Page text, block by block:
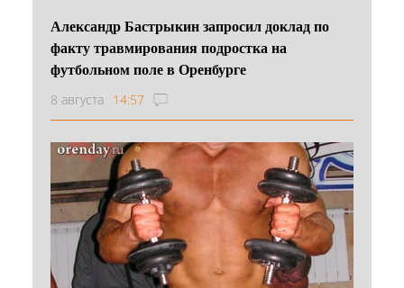
Александр Бастрыкин запросил доклад по
факту травмирования подростка на
футбольном поле в Оренбурге
8 августа 14:57